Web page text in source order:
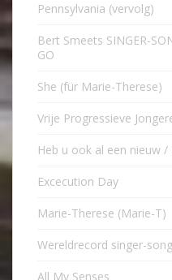
Pennsylvania (vervolg)
Bert Smeets SINGER-
GO
She (für Marie-Therese)
Vrije Progressieve
Heb u ook al een nieuw
Excecution Day
Marie-Therese (Marie-T)
Wereldrecord singer-
All My Senses